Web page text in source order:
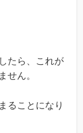
たら、これが
せん。
ることになり